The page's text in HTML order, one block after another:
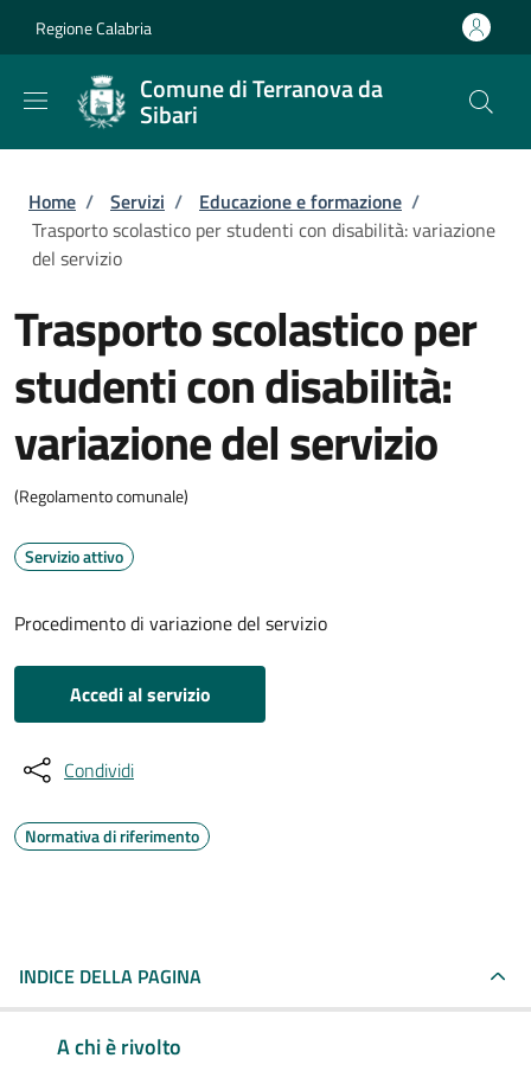
Regione Calabria
Comune di Terranova da
Sibari
Briciole di pane
Home / Servizi / Educazione e formazione /
Trasporto scolastico per studenti con disabilità: variazione
del servizio
Trasporto scolastico per
studenti con disabilità:
variazione del servizio
(Regolamento comunale)
Servizio attivo
Procedimento di variazione del servizio
Accedi al servizio
Condividi
Normativa di riferimento
INDICE DELLA PAGINA
A chi è rivolto